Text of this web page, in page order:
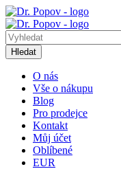
Hledat
O nás
Vše o nákupu
Blog
Pro prodejce
Kontakt
Můj účet
Oblíbené
EUR